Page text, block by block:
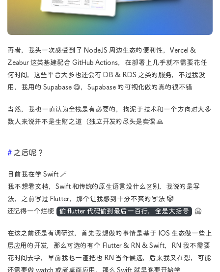
再者，我头一次感受到了 NodeJS 周边生态的便利性，Vercel &
Zeabur 这类基建配合 GitHub Actions，在部署上几乎就不需要花任
何时间，这些平台大多也还会有 DB & RDS 之类的服务，不过我没
用，我用的 Supabase 😋，Supabase 的可视化做的真的很不错
当然，我也一直认为全栈是有必要的，拘泥于技术和一个方向对大多
数人来说并不是生财之道（独立开发的尽头是卖课 🙏
之后呢？
目前我在学 Swift 🪄
我不想看文档，Swift 和传统的原生语言没什么区别，我说的是写
法，之前写过 Flutter，那个让我感到十分不爽的写法 🤡
还记得一个烂梗
偷 flutter 代码偷到最后一百行，全是大括号 🥶
在这之前还是有调研过，首先我想做的事情是基于 IOS 生态做一些上
层应用的开发，那么可选的有个 Flutter & RN & Swift，RN 我不需要
花时间去学，早前我也一直把也 RN 当作候选，后来我又在想，可能